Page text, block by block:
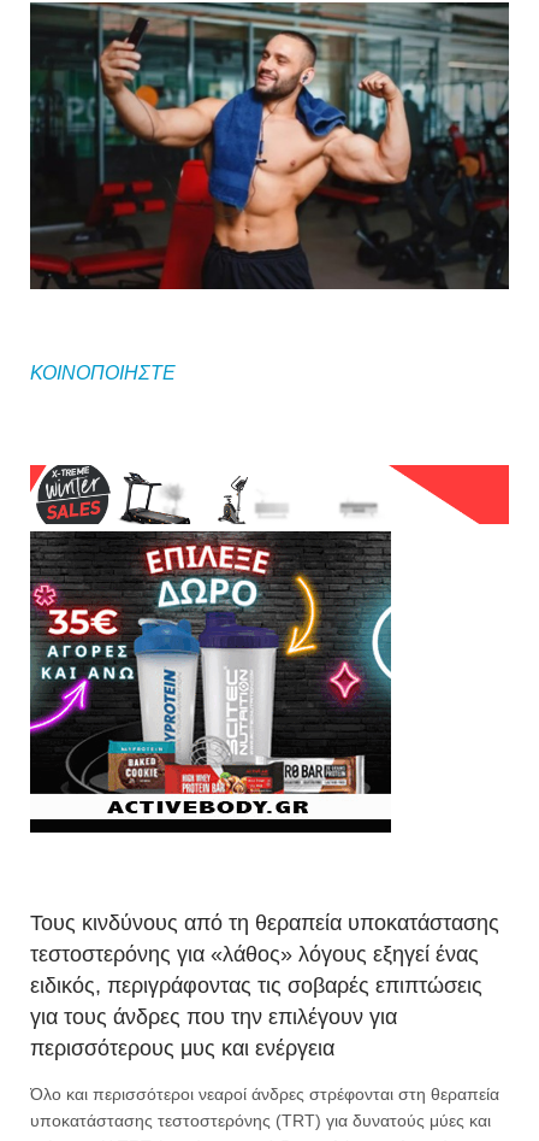
ΚΟΙΝΟΠΟΙΗΣΤΕ
Τους κινδύνους από τη θεραπεία υποκατάστασης
τεστοστερόνης για «λάθος» λόγους εξηγεί ένας
ειδικός, περιγράφοντας τις σοβαρές επιπτώσεις
για τους άνδρες που την επιλέγουν για
περισσότερους μυς και ενέργεια
Όλο και περισσότεροι νεαροί άνδρες στρέφονται στη θεραπεία
υποκατάστασης τεστοστερόνης (TRT) για δυνατούς μύες και